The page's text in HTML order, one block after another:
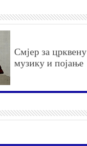
Смјер за црквену
музику и појање